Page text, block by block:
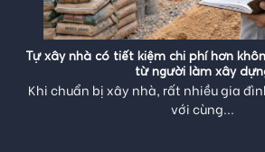
Tự xây nhà có tiết kiệm chi phí hơn
từ người làm xây
Khi chuẩn bị xây nhà, rất nhiều gia
với cùng...